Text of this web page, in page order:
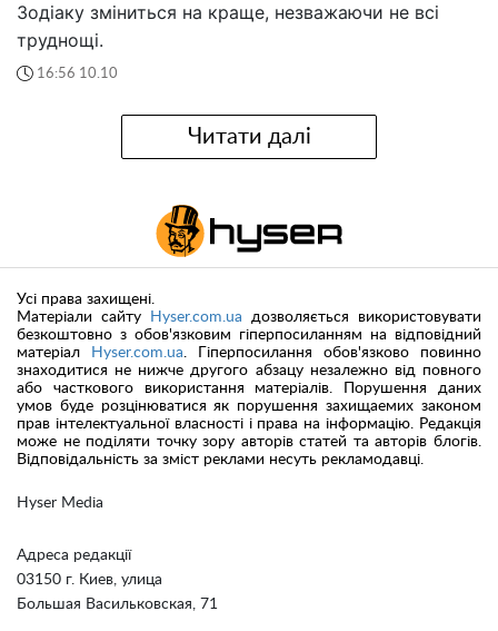
Зодіаку зміниться на краще, незважаючи не всі
труднощі.
16:56 10.10
Читати далі
Hyser Media
Адреса редакції
03150 г. Киев, улица
Большая Васильковская, 71
Усі права захищені.
Матеріали сайту
Hyser.com.ua дозволяється використовувати
безкоштовно з обов'язковим гіперпосиланням на відповідний
матеріал
Hyser.com.ua. Гіперпосилання обов'язково повинно
знаходитися не нижче другого абзацу незалежно від повного
або часткового використання матеріалів. Порушення даних
умов буде розцінюватися як порушення захищаемих законом
прав інтелектуальної власності і права на інформацію. Редакція
може не поділяти точку зору авторів статей та авторів блогів.
Відповідальність за зміст реклами несуть рекламодавці.